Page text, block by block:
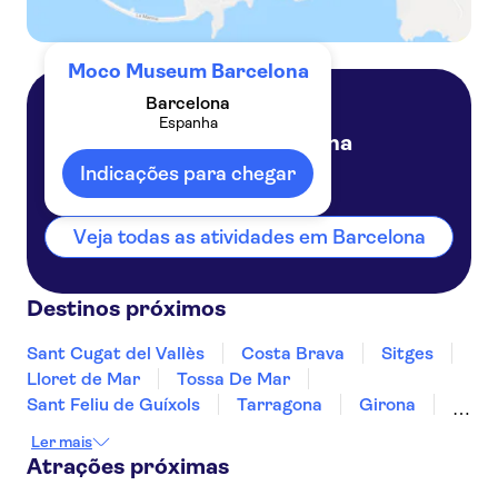
Moco Museum Barcelona
Barcelona
Espanha
Indicações para chegar
Barcelona
Espanha
Veja todas as atividades em Barcelona
Destinos próximos
Sant Cugat del Vallès Costa Brava
Sitges
Lloret de Mar
Tossa De Mar
Sant Feliu de Guíxols
Tarragona
Girona
Figueres
Deltebre
Ler mais
Atrações próximas